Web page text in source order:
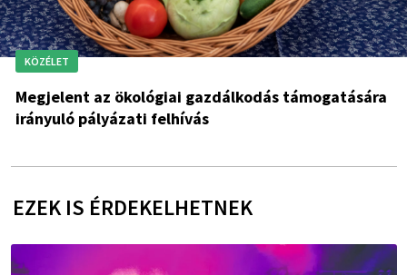
KÖZÉLET
Megjelent az ökológiai gazdálkodás támogatására
irányuló pályázati felhívás
EZEK IS ÉRDEKELHETNEK